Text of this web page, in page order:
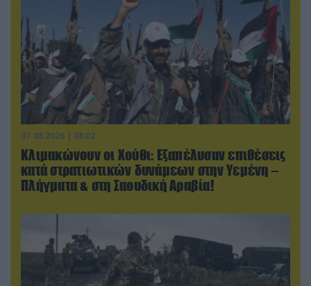
07.08.2026 | 08:02
Κλιμακώνουν οι Χούθι: Eξαπέλυσαν επιθέσεις
κατά στρατιωτικών δυνάμεων στην Υεμένη –
Πλήγματα & στη Σαουδική Αραβία!